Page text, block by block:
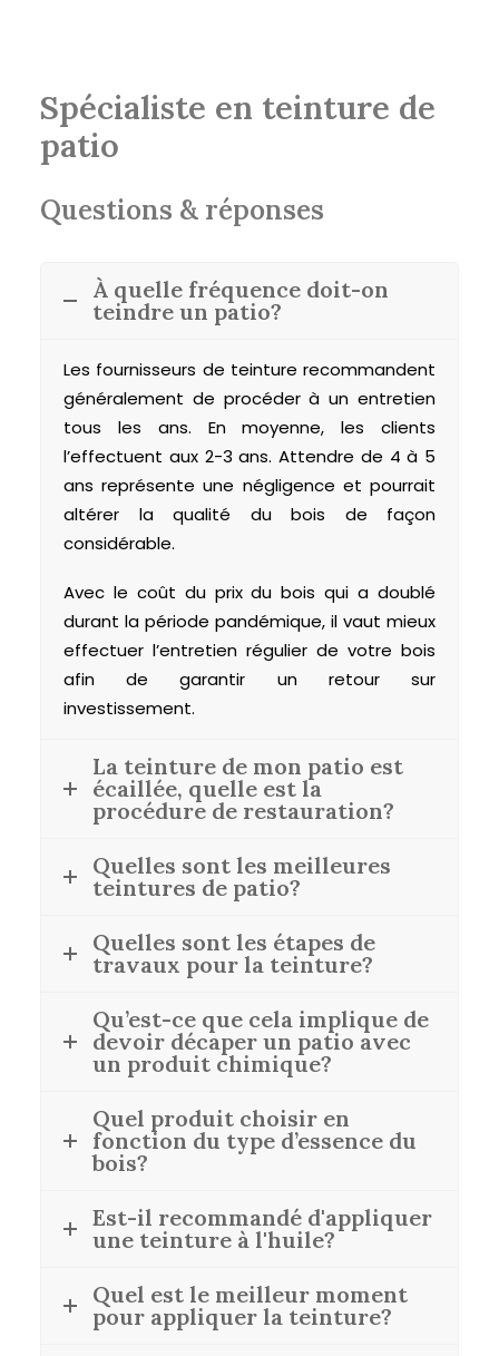
Spécialiste en teinture de
patio
Questions & réponses
À quelle fréquence doit-on
teindre un patio?
Les fournisseurs de teinture recommandent
généralement de procéder à un entretien
tous les ans. En moyenne, les clients
l’effectuent aux 2-3 ans. Attendre de 4 à 5
ans représente une négligence et pourrait
altérer la qualité du bois de façon
considérable.
Avec le coût du prix du bois qui a doublé
durant la période pandémique, il vaut mieux
effectuer l’entretien régulier de votre bois
afin de garantir un retour sur
investissement.
La teinture de mon patio est
écaillée, quelle est la
procédure de restauration?
Quelles sont les meilleures
teintures de patio?
Quelles sont les étapes de
travaux pour la teinture?
Qu’est-ce que cela implique de
devoir décaper un patio avec
un produit chimique?
Quel produit choisir en
fonction du type d’essence du
bois?
Est-il recommandé d'appliquer
une teinture à l'huile?
Quel est le meilleur moment
pour appliquer la teinture?